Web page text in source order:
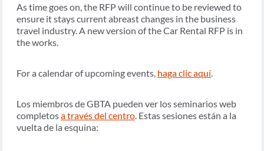
As time goes on, the RFP will continue to be reviewed to
ensure it stays current abreast changes in the business
travel industry. A new version of the Car Rental RFP is in
the works.
For a calendar of upcoming events, haga clic aquí
Los miembros de GBTA pueden ver los seminarios web
completosa través del centro . Estas sesiones están a la
vuelta de la esquina: